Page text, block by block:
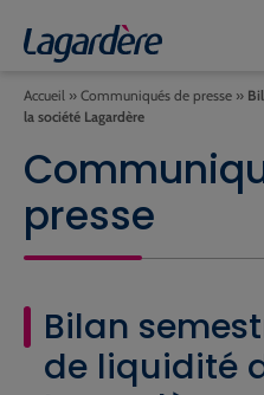
Accueil » Communiqués de presse »
la société Lagardère
presse
Bilan
de liquidité